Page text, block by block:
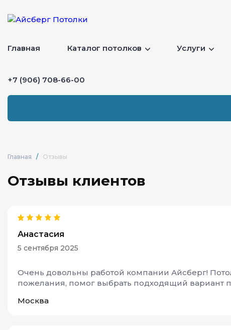
Главная Каталог потолков Услуги
+7 (906) 708-66-00
Главная / Отзывы
Отзывы клиентов
Анастасия
5 сентября 2025
Очень довольны работой компании Айсберг!
пожелания, помог выбрать подходящий вариант
Москва